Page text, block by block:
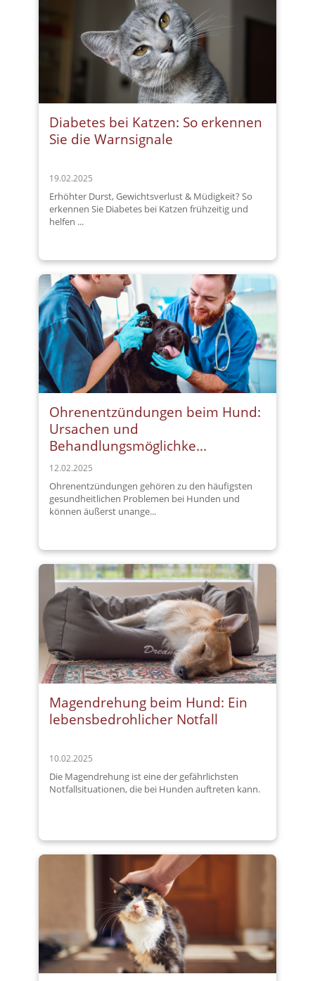
Diabetes bei Katzen: So erkennen
Sie die Warnsignale
19.02.2025
Erhöhter Durst, Gewichtsverlust & Müdigkeit? So
erkennen Sie Diabetes bei Katzen frühzeitig und
helfen ...
Ohrenentzündungen beim Hund:
Ursachen und
Behandlungsmöglichke...
12.02.2025
Ohrenentzündungen gehören zu den häufigsten
gesundheitlichen Problemen bei Hunden und
können äußerst unange...
Magendrehung beim Hund: Ein
lebensbedrohlicher Notfall
10.02.2025
Die Magendrehung ist eine der gefährlichsten
Notfallsituationen, die bei Hunden auftreten kann.